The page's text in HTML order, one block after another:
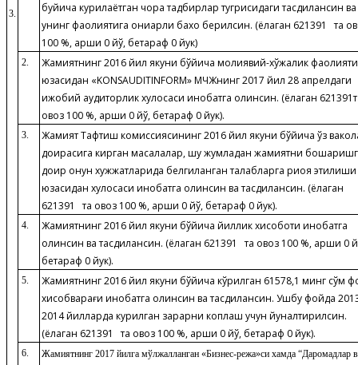
3.
буйича курилаётган чора тадбирлар тугрисидаги тасдиқлансин ва
унинг фаолиятига қониқарли бахо берилсин. (ёқлаган 621391 та
100 %, қарши 0 йўқ, бетараф 0 йук)
2.
Жамиятнинг 2016 йил якуни бўйича молиявий-хўжалик фаолияти
юзасидан «KONSAUDITINFORM» МЧЖнинг 2017 йил 28 апрелдаги
ижобий аудиторлик хулосаси инобатга олинсин. (ёқлаган
овоз 100 %, қарши 0 йўқ, бетараф 0 йук).
3.
Жамият Тафтиш комиссиясининг 2016 йил якуни бўйича ўз
доирасига кирган масалалар, шу жумладан жамиятни
доир қонун хужжатларида белгиланган талабларга риоя этилиши
юзасидан хулосаси инобатга олинсин ва тасдиқлансин. (ёқлаган
621391 та овоз 100 %, қарши 0 йўқ, бетараф 0 йук).
4.
Жамиятнинг 2016 йил якуни бўйича йиллик хисоботи инобатга
олинсин ва тасдиқлансин. (ёқлаган 621391 та овоз 100 %, қарши 0
бетараф 0 йук).
5.
Жамиятнинг 2016 йил якуни бўйича кўрилган 61578,1 минг сўм
хисобварағи инобатга олинсин ва тасдиқлансин. Ушбу фойда
2014 йилларда курилган зарарни коплаш учун йуналтирилсин.
(ёқлаган 621391 та овоз 100 %, қарши 0 йўқ, бетараф 0 йук).
6.
Жамиятнинг 2017 йилга мўлжалланган «Бизнес-режа»си хамда “Даромадлар